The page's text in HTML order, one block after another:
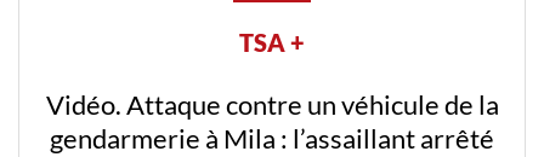
TSA +
Vidéo. Attaque contre un véhicule de la
gendarmerie à Mila : l’assaillant arrêté